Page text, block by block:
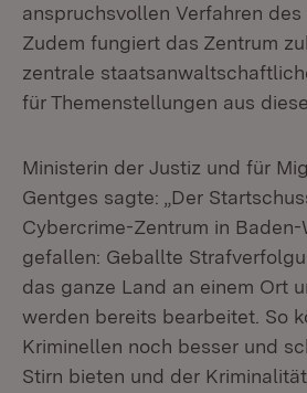
anspruchsvollen Verfahren des
Zudem fungiert das Zentrum
zentrale
für Themenstellungen aus
Ministerin der Justiz und für
Gentges sagte: „Der
Cybercrime-Zentrum in
gefallen: Geballte
das ganze Land an einem Ort
werden bereits bearbeitet. So
Kriminellen noch besser und
Stirn bieten und der